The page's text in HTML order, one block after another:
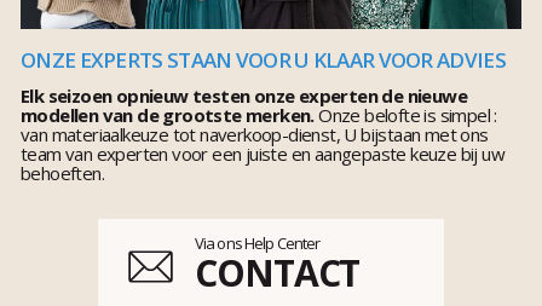
ONZE EXPERTS STAAN VOOR U KLAAR VOOR ADVIES
Elk seizoen opnieuw testen onze experten de nieuwe
modellen van de grootste merken.Onze belofte is simpel :
van materiaalkeuze tot naverkoop-dienst, U bijstaan met ons
team van experten voor een juiste en aangepaste keuze bij uw
behoeften.
Via ons Help Center
CONTACT